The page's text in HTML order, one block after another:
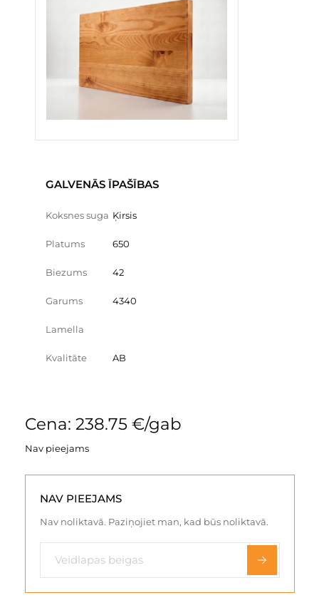
GALVENĀS ĪPAŠĪBAS
Koksnes suga Ķirsis
Platums 650
Biezums 42
Garums 4340
Lamella
Kvalitāte AB
Cena: 238.75 €/gab
Nav pieejams
NAV PIEEJAMS
Nav noliktavā. Paziņojiet man, kad būs noliktavā.